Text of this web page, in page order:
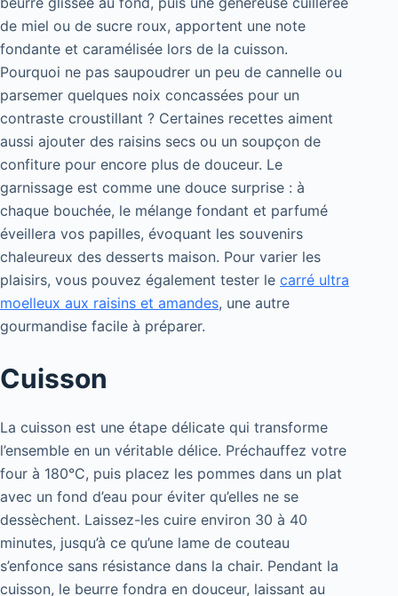
de miel ou de sucre roux, apportent une note
fondante et caramélisée lors de la cuisson.
Pourquoi ne pas saupoudrer un peu de cannelle ou
parsemer quelques noix concassées pour un
contraste croustillant ? Certaines recettes aiment
aussi ajouter des raisins secs ou un soupçon de
confiture pour encore plus de douceur. Le
garnissage est comme une douce surprise : à
chaque bouchée, le mélange fondant et parfumé
éveillera vos papilles, évoquant les souvenirs
chaleureux des desserts maison. Pour varier les
plaisirs, vous pouvez également tester le carré ultra
moelleux aux raisins et amandes, une autre
gourmandise facile à préparer.
Cuisson
La cuisson est une étape délicate qui transforme
l’ensemble en un véritable délice. Préchauffez votre
four à 180°C, puis placez les pommes dans un plat
avec un fond d’eau pour éviter qu’elles ne se
dessèchent. Laissez-les cuire environ 30 à 40
minutes, jusqu’à ce qu’une lame de couteau
s’enfonce sans résistance dans la chair. Pendant la
cuisson, le beurre fondra en douceur, laissant au